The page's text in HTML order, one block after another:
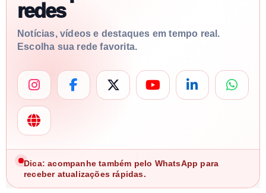
redes
Notícias, vídeos e destaques em tempo real.
Escolha sua rede favorita.
Dica: acompanhe também pelo WhatsApp para
receber atualizações rápidas.